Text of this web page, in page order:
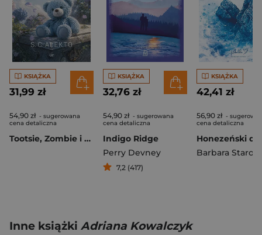
KSIĄŻKA
31,99 zł
54,90 zł - sugerowana
cena detaliczna
Tootsie, Zombie i Dahlia
KSIĄŻKA
32,76 zł
54,90 zł - sugerowana
cena detaliczna
Indigo Ridge
Perry Devney
7,2 (417)
KSIĄŻKA
42,41 zł
56,90 zł -
cena detaliczna
Honezeński
Barbara Staroń
Inne książki Adriana Kowalczyk